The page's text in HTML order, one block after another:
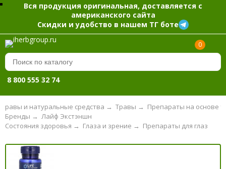
Вся продукция оригинальная, доставляется с
американского сайта
Скидки и удобство в нашем ТГ боте
0
8 800 555 32 74
Травы и натуральные средства → Травы → Препараты на основе
Лайф Экстэншн
Бренды →
Препараты для глаз
Глаза и зрение →
Состояния здоровья →